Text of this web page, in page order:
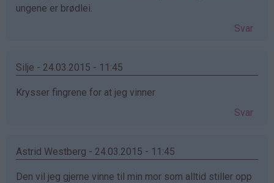
ungene er brødlei.
Svar
Silje - 24.03.2015 - 11:45
Krysser fingrene for at jeg vinner
Svar
Astrid Westberg - 24.03.2015 - 11:45
Den vil jeg gjerne vinne til min mor som alltid stiller opp